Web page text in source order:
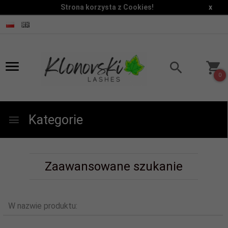
Strona korzysta z Cookies! x
0
Kategorie
Zaawansowane szukanie
W nazwie produktu: